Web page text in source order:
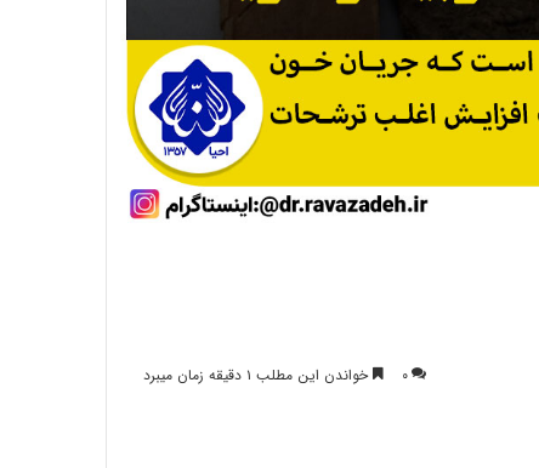
۰ خواندن این مطلب ۱ دقیقه زمان میبرد